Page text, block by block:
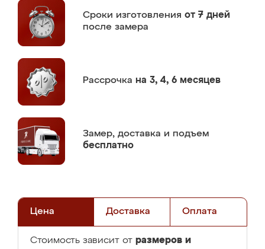
Сроки изготовления от 7 дней
после замера
Рассрочка на 3, 4, 6 месяцев
Замер, доставка и подъем
бесплатно
Цена Доставка Оплата
Стоимость зависит от размеров и